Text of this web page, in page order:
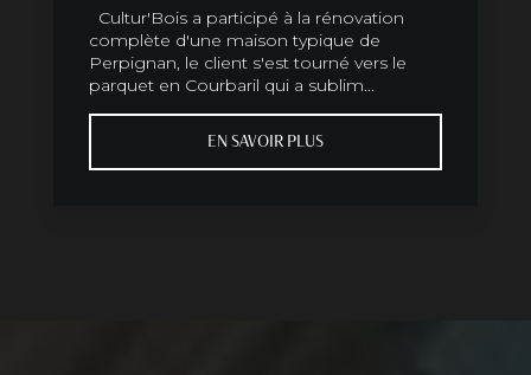
Cultur'Bois a participé à la rénovation
complète d'une maison typique de
Perpignan, le client s'est tourné vers le
parquet en Courbaril qui a sublim...
EN SAVOIR PLUS